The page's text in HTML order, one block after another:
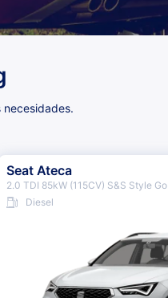
Seat Ateca
2.0 TDI 85kW (115CV) S&S Style Go
Diesel